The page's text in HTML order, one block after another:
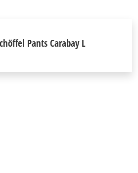
Pants Carabay L